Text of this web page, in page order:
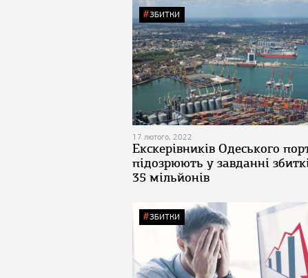
ЗБИТКИ
17 лютого, 2022
Екскерівників Одеського
підозрюють у завданні
35 мільйонів
ЗБИТКИ